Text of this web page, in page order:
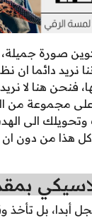
صورة جميلة،
دائما ان
فنحن هنا لا
مجموعة من
الى
هذا من دون
أبدا، بل